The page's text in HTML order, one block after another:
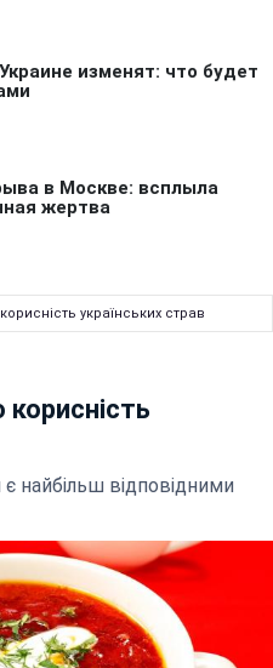
українських страв
корисність
найбільш відповідними